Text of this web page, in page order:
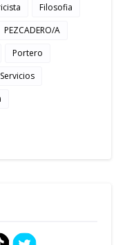
Filosofia
PEZCADERO/A
Portero
Servicios